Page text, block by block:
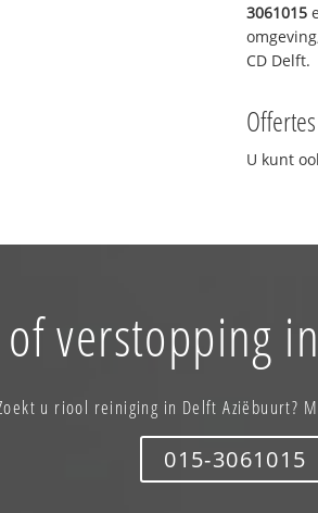
3061015
CD Delft.
U kunt
of verstopping
u riool reiniging in Delft Aziëbuurt?
015-3061015